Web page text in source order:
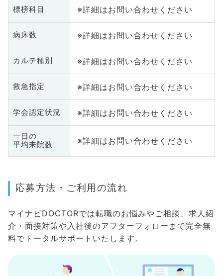
標榜科目 ※詳細はお問い合わせください
病床数 ※詳細はお問い合わせください
カルテ種別 ※詳細はお問い合わせください
救急指定 ※詳細はお問い合わせください
学会認定状況 ※詳細はお問い合わせください
一日の
平均来院数
※詳細はお問い合わせください
応募方法・ご利用の流れ
マイナビDOCTORでは転職のお悩みやご相談、求人紹
介・面接対策や入社後のアフターフォローまで完全無
料でトータルサポートいたします。